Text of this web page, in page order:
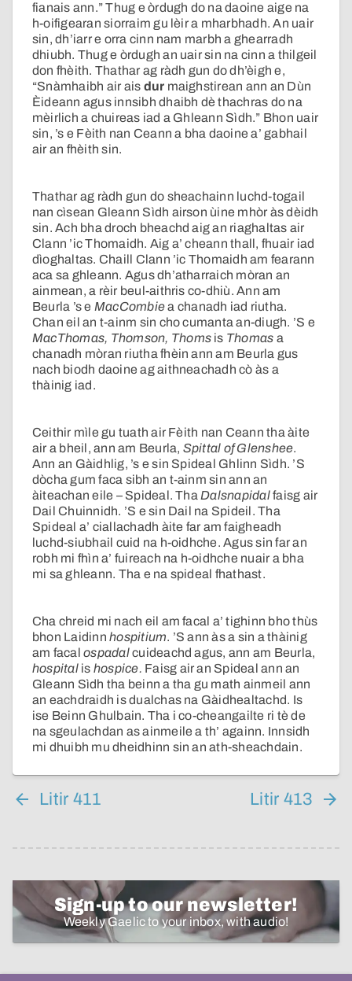
fianais ann.” Thug e òrdugh do na daoine aige na
h-oifigearan siorraim gu lèir a mharbhadh. An uair
sin, dh’iarr e orra cinn nam marbh a ghearradh
dhiubh. Thug e òrdugh an uair sin na cinn a thilgeil
don fhèith. Thathar ag ràdh gun do dh’èigh e,
“Snàmhaibh air ais dur maighstirean ann an Dùn
Èideann agus innsibh dhaibh dè thachras do na
mèirlich a chuireas iad a Ghleann Sìdh.” Bhon uair
sin, ’s e Fèith nan Ceann a bha daoine a’ gabhail
air an fhèith sin.
Thathar ag ràdh gun do sheachainn luchd-togail
nan cìsean Gleann Sìdh airson ùine mhòr às dèidh
sin. Ach bha droch bheachd aig an riaghaltas air
Clann ’ic Thomaidh. Aig a’ cheann thall, fhuair iad
dìoghaltas. Chaill Clann ’ic Thomaidh am fearann
aca sa ghleann. Agus dh’atharraich mòran an
ainmean, a rèir beul-aithris co-dhiù. Ann am
Beurla ’s e MacCombiea chanadh iad riutha.
Chan eil an t-ainm sin cho cumanta an-diugh. ’S e
MacThomas, Thomson, Thoms is Thomas a
chanadh mòran riutha fhèin ann am Beurla gus
nach biodh daoine ag aithneachadh cò às a
thàinig iad.
Ceithir mìle gu tuath air Fèith nan Ceann tha àite
air a bheil, ann am Beurla, Spittal of Glenshee.
Ann an Gàidhlig, ’s e sin Spideal Ghlinn Sìdh. ’S
dòcha gum faca sibh an t-ainm sin ann an
àiteachan eile – Spideal. ThaDalsnapidalfaisg air
Dail Chuinnidh. ’S e sin Dail na Spideil. Tha
Spideal a’ ciallachadh àite far am faigheadh
luchd-siubhail cuid na h-oidhche. Agus sin far an
robh mi fhìn a’ fuireach na h-oidhche nuair a bha
mi sa ghleann. Tha e na spideal fhathast.
Cha chreid mi nach eil am facal a’ tighinn bho thùs
bhon Laidinnhospitium. ’S ann às a sin a thàinig
am facalospadalcuideachd agus, ann am Beurla,
hospitalis hospice. Faisg air an Spideal ann an
Gleann Sìdh tha beinn a tha gu math ainmeil ann
an eachdraidh is dualchas na Gàidhealtachd. Is
ise Beinn Ghulbain. Tha i co-cheangailte ri tè de
na sgeulachdan as ainmeile a th’ againn. Innsidh
mi dhuibh mu dheidhinn sin an ath-sheachdain.
Litir 411 Litir 413
Sign-up to our newsletter!
Weekly Gaelic to your inbox, with audio!